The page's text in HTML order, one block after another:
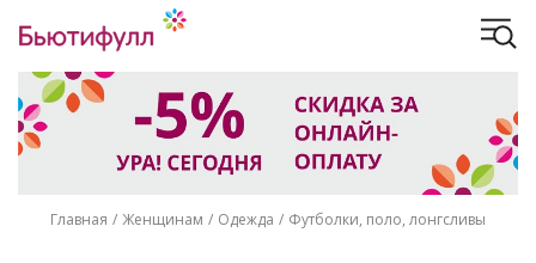
Главная Женщинам Одежда Футболки, поло, лонгсливы